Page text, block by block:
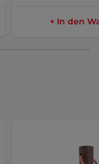
+ In den